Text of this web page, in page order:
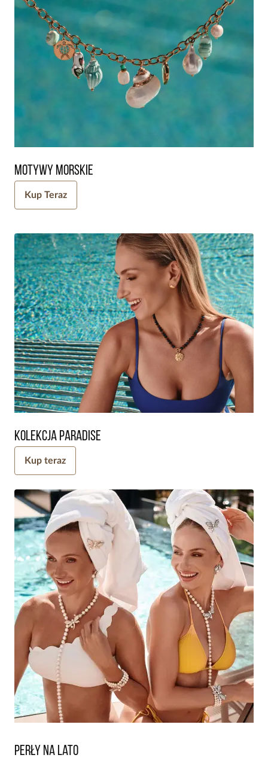
Motywy morskie
Kup Teraz
Kolekcja Paradise
Kup teraz
Perły na lato